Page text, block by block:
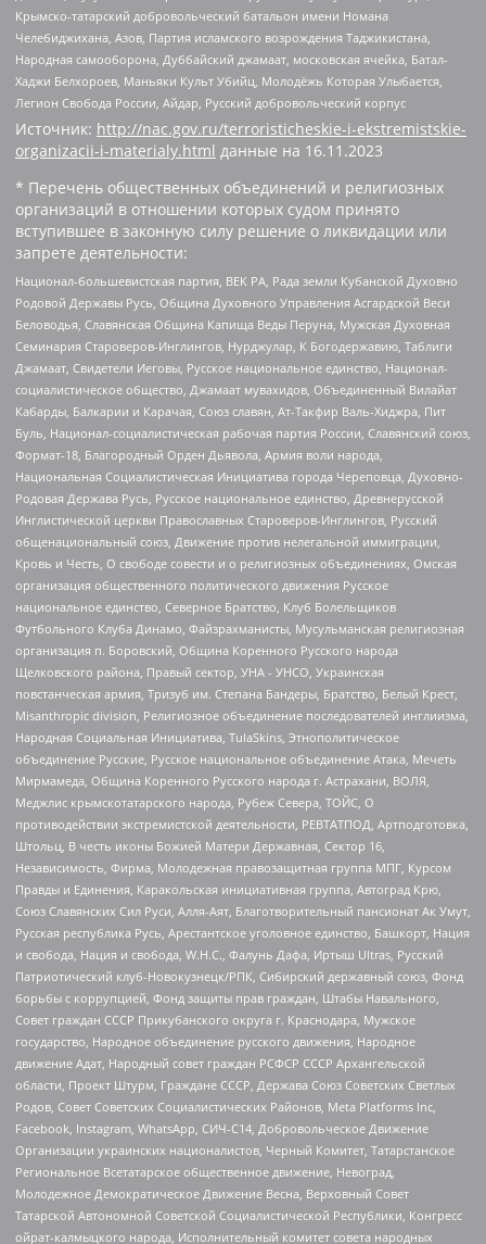
Крымско-татарский добровольческий батальон имени Номана
Челебиджихана, Азов, Партия исламского возрождения Таджикистана,
Народная самооборона, Дуббайский джамаат, московская ячейка, Батал-
Хаджи Белхороев, Маньяки Культ Убийц, Молодёжь Которая Улыбается,
Легион Свобода России, Айдар, Русский добровольческий корпус
Источник: http://nac.gov.ru/terroristicheskie-i-ekstremistskie-
organizacii-i-materialy.html данные на 16.11.2023
* Перечень общественных объединений и религиозных
организаций в отношении которых судом принято
вступившее в законную силу решение о ликвидации или
запрете деятельности:
Национал-большевистская партия, ВЕК РА, Рада земли Кубанской Духовно
Родовой Державы Русь, Община Духовного Управления Асгардской Веси
Беловодья, Славянская Община Капища Веды Перуна, Мужская Духовная
Семинария Староверов-Инглингов, Нурджулар, К Богодержавию, Таблиги
Джамаат, Свидетели Иеговы, Русское национальное единство, Национал-
социалистическое общество, Джамаат мувахидов, Объединенный Вилайат
Кабарды, Балкарии и Карачая, Союз славян, Ат-Такфир Валь-Хиджра, Пит
Буль, Национал-социалистическая рабочая партия России, Славянский союз,
Формат-18, Благородный Орден Дьявола, Армия воли народа,
Национальная Социалистическая Инициатива города Череповца, Духовно-
Родовая Держава Русь, Русское национальное единство, Древнерусской
Инглистической церкви Православных Староверов-Инглингов, Русский
общенациональный союз, Движение против нелегальной иммиграции,
Кровь и Честь, О свободе совести и о религиозных объединениях, Омская
организация общественного политического движения Русское
национальное единство, Северное Братство, Клуб Болельщиков
Футбольного Клуба Динамо, Файзрахманисты, Мусульманская религиозная
организация п. Боровский, Община Коренного Русского народа
Щелковского района, Правый сектор, УНА - УНСО, Украинская
повстанческая армия, Тризуб им. Степана Бандеры, Братство, Белый Крест,
Misanthropic division, Религиозное объединение последователей инглиизма,
Народная Социальная Инициатива, TulaSkins, Этнополитическое
объединение Русские, Русское национальное объединение Атака, Мечеть
Мирмамеда, Община Коренного Русского народа г. Астрахани, ВОЛЯ,
Меджлис крымскотатарского народа, Рубеж Севера, ТОЙС, О
противодействии экстремистской деятельности, РЕВТАТПОД, Артподготовка,
Штольц, В честь иконы Божией Матери Державная, Сектор 16,
Независимость, Фирма, Молодежная правозащитная группа МПГ, Курсом
Правды и Единения, Каракольская инициативная группа, Автоград Крю,
Союз Славянских Сил Руси, Алля-Аят, Благотворительный пансионат Ак Умут,
Русская республика Русь, Арестантское уголовное единство, Башкорт, Нация
и свобода, Нация и свобода, W.H.С., Фалунь Дафа, Иртыш Ultras, Русский
Патриотический клуб-Новокузнецк/РПК, Сибирский державный союз, Фонд
борьбы с коррупцией, Фонд защиты прав граждан, Штабы Навального,
Совет граждан СССР Прикубанского округа г. Краснодара, Мужское
государство, Народное объединение русского движения, Народное
движение Адат, Народный совет граждан РСФСР СССР Архангельской
области, Проект Штурм, Граждане СССР, Держава Союз Советских Светлых
Родов, Совет Советских Социалистических Районов, Meta Platforms Inc,
Facebook, Instagram, WhatsApp, СИЧ-С14, Добровольческое Движение
Организации украинских националистов, Черный Комитет, Татарстанское
Региональное Всетатарское общественное движение, Невоград,
Молодежное Демократическое Движение Весна, Верховный Совет
Татарской Автономной Советской Социалистической Республики, Конгресс
ойрат-калмыцкого народа, Исполнительный комитет совета народных